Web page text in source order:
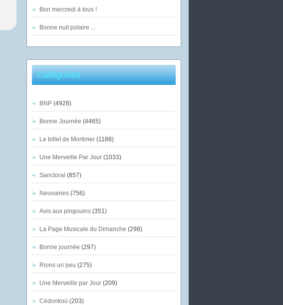
Bon mercredi à tous !
Bonne nuit polaire ...
Catégories
BNP(4928)
Bonne Journée (4465)
Le billet de Mortimer(1188)
Une Merveille Par Jour(1033)
Sanctoral (857)
Neuvaines(756)
Avis aux pingouins(351)
La Page Musicale du Dimanche (298)
Bonne journée (297)
Rions un peu (275)
Une Merveille par Jour(209)
Cédonkoù (203)